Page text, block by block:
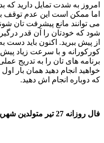
امروز به شدت تمایل دارید که
اما ممکن است این عدم توقف
می توانند مانع پیشرفت تان
شود که خودتان را آن قدر درگیر
از پیش ببرید. اکنون باید دست
کورکورانه و با سرعت زیاد
برنامه های تان را به تدریج
خواهید انجام دهید همان بار
که دوباره انجام اش دهید.
فال روزانه 27 تیر متولدین شهریور ماه